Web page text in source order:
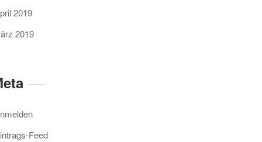
2019
2019
Feed